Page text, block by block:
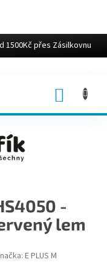
1500Kč přes Zásilkovnu
-
lem
E PLUS M